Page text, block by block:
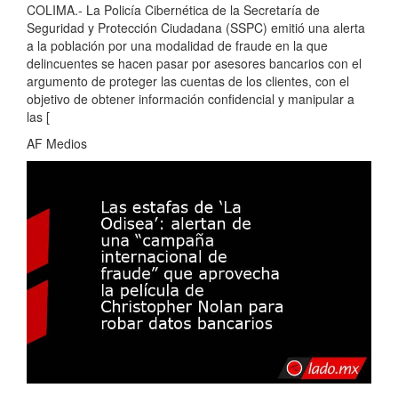
COLIMA.- La Policía Cibernética de la Secretaría de
Seguridad y Protección Ciudadana (SSPC) emitió una alerta
a la población por una modalidad de fraude en la que
delincuentes se hacen pasar por asesores bancarios con el
argumento de proteger las cuentas de los clientes, con el
objetivo de obtener información confidencial y manipular a
las [
AF Medios